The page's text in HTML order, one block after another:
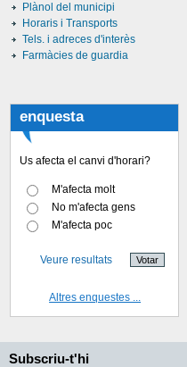
Plànol del municipi
Horaris i Transports
Tels. i adreces d'interès
Farmàcies de guardia
enquesta
Us afecta el canvi d'horari?
M'afecta molt
No m'afecta gens
M'afecta poc
Veure resultats
Altres enquestes ...
Subscriu-t'hi